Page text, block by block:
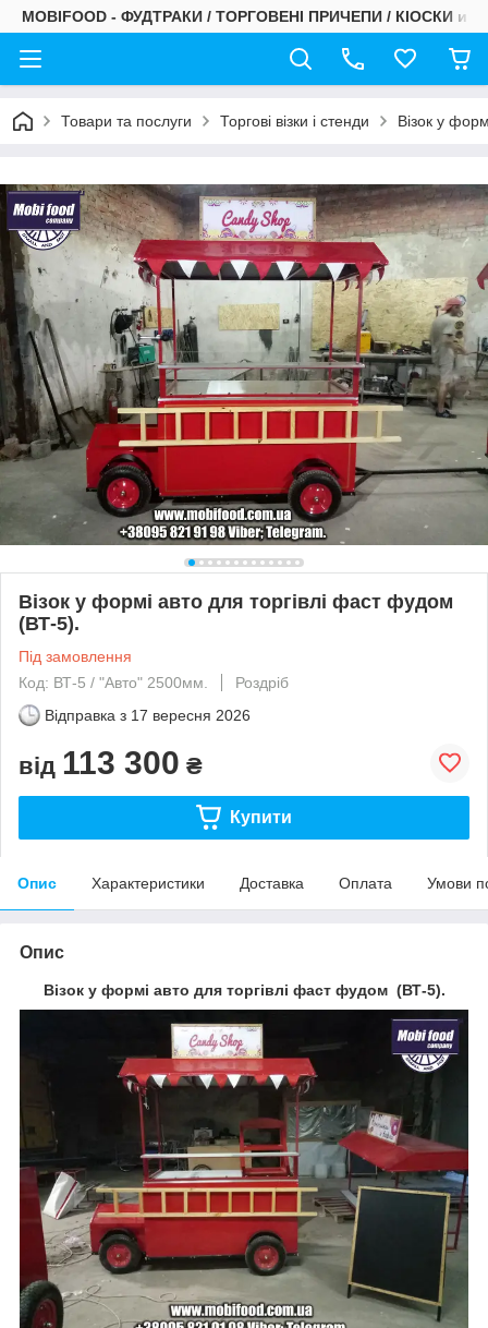
MOBIFOOD - ФУДТРАКИ / ТОРГОВЕНІ ПРИЧЕПИ / КІОСКИ и
Товари та послуги Торгові візки і стенди Візок у
Візок у формі авто для торгівлі фаст фудом
(ВТ-5).
Під замовлення
Код: ВТ-5 / "Авто" 2500мм.
Роздріб
Відправка з 17 вересня 2026
від 113 300 ₴
Купити
Опис Характеристики Доставка Оплата Умови
Опис
Візок у формі авто для торгівлі фаст фудом (ВТ-5).